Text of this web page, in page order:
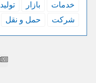
خدمات بازار تولید
شركت
حمل و نقل